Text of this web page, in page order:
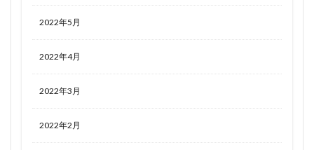
2022年5月
2022年4月
2022年3月
2022年2月